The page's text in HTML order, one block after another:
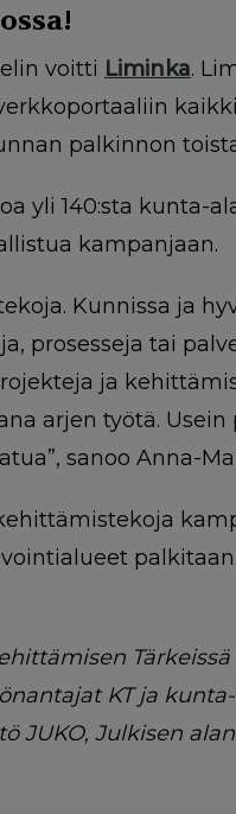
voitti Liminka.
palkinnon
yli 140:sta kunta-
kampanjaan.
Kunnissa ja
prosesseja tai
ja
arjen työtä.
sanoo Anna-
palkitaan
KT ja
Julkisen